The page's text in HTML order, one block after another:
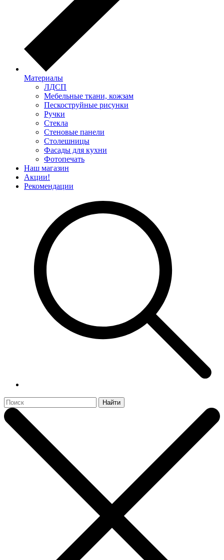
Материалы
ЛДСП
Мебельные ткани, кожзам
Пескоструйные рисунки
Ручки
Стекла
Стеновые панели
Столешницы
Фасады для кухни
Фотопечать
Наш магазин
Акции!
Рекомендации
Найти